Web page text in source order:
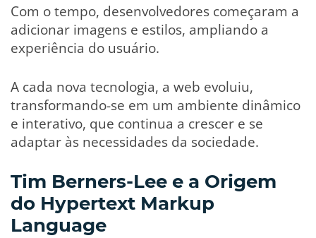
Com o tempo, desenvolvedores começaram a
adicionar imagens e estilos, ampliando a
experiência do usuário.
A cada nova tecnologia, a web evoluiu,
transformando-se em um ambiente dinâmico
e interativo, que continua a crescer e se
adaptar às necessidades da sociedade.
Tim Berners-Lee e a Origem
do Hypertext Markup
Language